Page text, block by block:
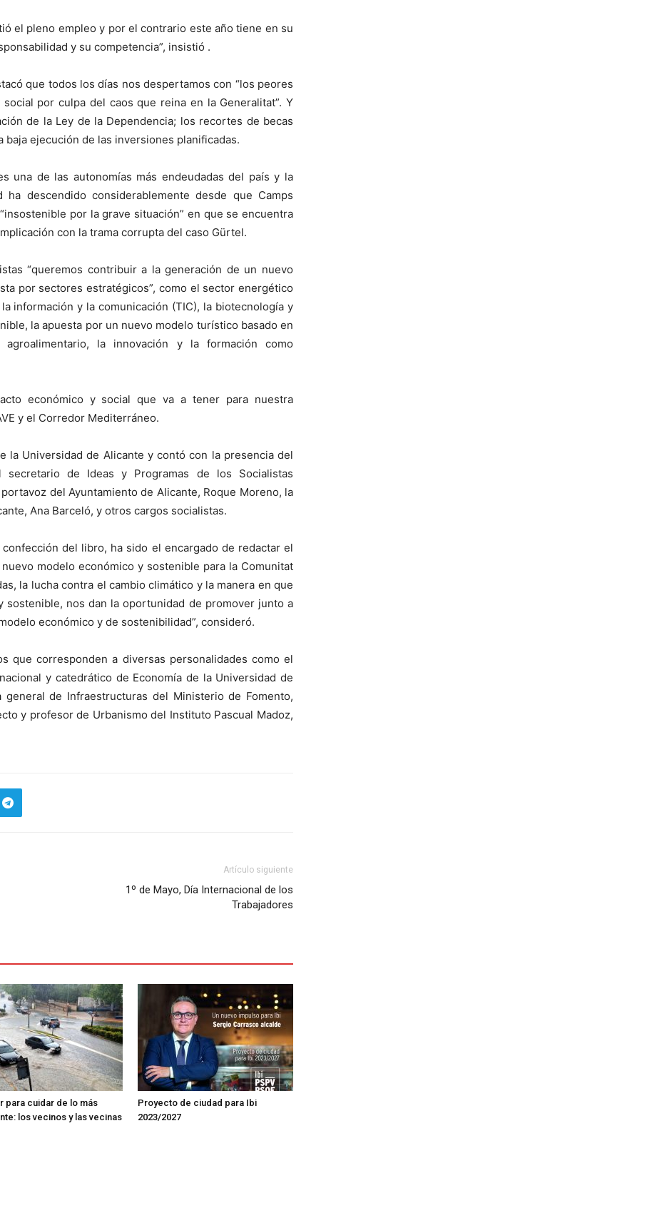
el pleno empleo y por el contrario este año tiene en su
y su competencia”, insistió .
que todos los días nos despertamos con “los peores
por culpa del caos que reina en la Generalitat”. Y
de la Ley de la Dependencia; los recortes de becas
ejecución de las inversiones planificadas.
una de las autonomías más endeudadas del país y la
descendido considerablemente desde que Camps
por la grave situación” en que se encuentra
con la trama corrupta del caso Gürtel.
“queremos contribuir a la generación de un nuevo
por sectores estratégicos”, como el sector energético
información y la comunicación (TIC), la biotecnología y
la apuesta por un nuevo modelo turístico basado en
la innovación y la formación como
económico y social que va a tener para nuestra
y el Corredor Mediterráneo.
la Universidad de Alicante y contó con la presencia del
de Ideas y Programas de los Socialistas
del Ayuntamiento de Alicante, Roque Moreno, la
Ana Barceló, y otros cargos socialistas.
del libro, ha sido el encargado de redactar el
modelo económico y sostenible para la Comunitat
la lucha contra el cambio climático y la manera en que
sostenible, nos dan la oportunidad de promover junto a
económico y de sostenibilidad”, consideró.
que corresponden a diversas personalidades como el
y catedrático de Economía de la Universidad de
de Infraestructuras del Ministerio de Fomento,
y profesor de Urbanismo del Instituto Pascual Madoz,
Artículo siguiente
1º de Mayo, Día Internacional de los
Trabajadores
para cuidar de lo más
los vecinos y las vecinas
Proyecto de ciudad para Ibi
2023/2027